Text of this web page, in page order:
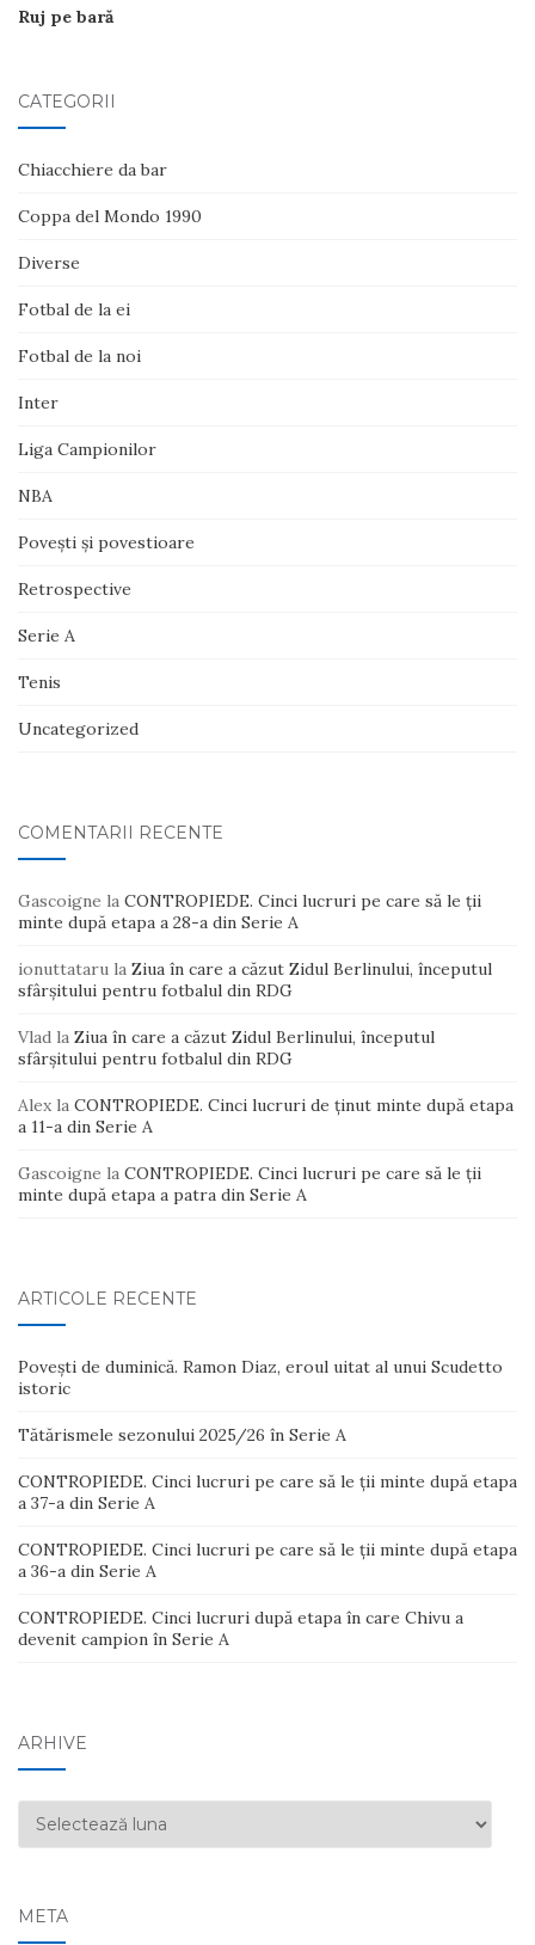
Ruj pe bară
CATEGORII
Chiacchiere da bar
Coppa del Mondo 1990
Diverse
Fotbal de la ei
Fotbal de la noi
Inter
Liga Campionilor
NBA
Poveşti şi povestioare
Retrospective
Serie A
Tenis
Uncategorized
COMENTARII RECENTE
Gascoigne la CONTROPIEDE. Cinci lucruri pe care să le ții
minte după etapa a 28-a din Serie A
ionuttataru la Ziua în care a căzut Zidul Berlinului, începutul
sfârșitului pentru fotbalul din RDG
Vlad la Ziua în care a căzut Zidul Berlinului, începutul
sfârșitului pentru fotbalul din RDG
Alex la CONTROPIEDE. Cinci lucruri de ținut minte după etapa
a 11-a din Serie A
Gascoigne la CONTROPIEDE. Cinci lucruri pe care să le ții
minte după etapa a patra din Serie A
ARTICOLE RECENTE
Povești de duminică. Ramon Diaz, eroul uitat al unui Scudetto
istoric
Tătărismele sezonului 2025/26 în Serie A
CONTROPIEDE. Cinci lucruri pe care să le ții minte după etapa
a 37-a din Serie A
CONTROPIEDE. Cinci lucruri pe care să le ții minte după etapa
a 36-a din Serie A
CONTROPIEDE. Cinci lucruri după etapa în care Chivu a
devenit campion în Serie A
ARHIVE
Arhive
META